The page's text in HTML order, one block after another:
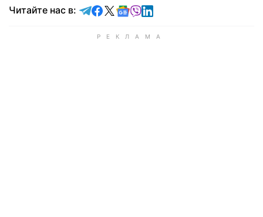
Читайте нас в: Читайте в Telegram
Читайте в Facebook
Читайте в X
Читайте в Google news
Читайте в Viber
Читайте в LinkedIn